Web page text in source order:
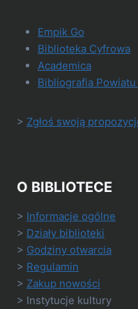
Empik Go
Biblioteka Cyfrowa
Academica
Bibliografia Powiatu
> Zgłoś swoją
O BIBLIOTECE
> Informacje ogólne
> Działy biblioteki
> Godziny otwarcia
> Regulamin
> Zakup nowości
> Instytucje kultury